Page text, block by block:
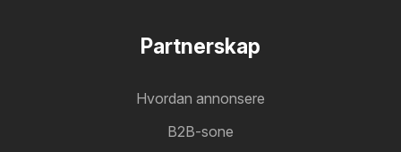
Partnerskap
Hvordan annonsere
B2B-sone